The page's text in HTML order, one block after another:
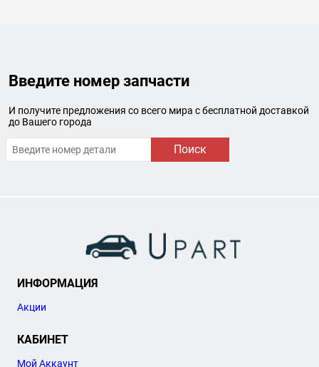
Введите номер запчасти
И получите предложения со всего мира с бесплатной доставкой
до Вашего города
Поиск
ИНФОРМАЦИЯ
Акции
КАБИНЕТ
Мой Аккаунт